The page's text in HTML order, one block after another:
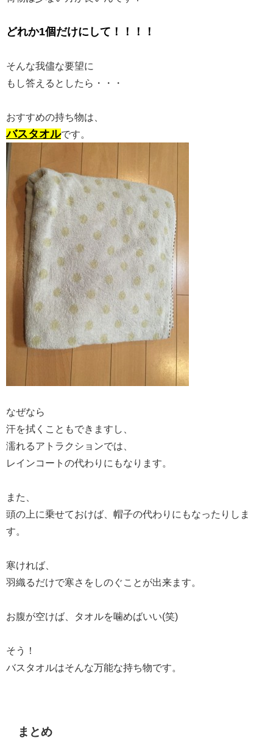
どれか1個だけにして！！！！
そんな我儘な要望に
もし答えるとしたら・・・
おすすめの持ち物は、
バスタオルです。
なぜなら
汗を拭くこともできますし、
濡れるアトラクションでは、
レインコートの代わりにもなります。
また、
頭の上に乗せておけば、帽子の代わりにもなったりしま
す。
寒ければ、
羽織るだけで寒さをしのぐことが出来ます。
お腹が空けば、タオルを噛めばいい(笑)
そう！
バスタオルはそんな万能な持ち物です。
まとめ